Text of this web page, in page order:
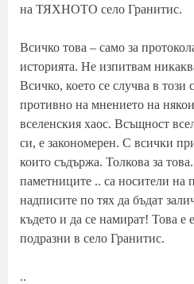
на ТЯХНОТО село Гранитис.
Всичко това – само за
историята. Не изпитвам
Всичко, което се случва в този
противно на мнението на
вселенския хаос. Всъщност
си, е закономерен. С всички
които съдържа. Толкова за
паметниците .. са носители на
надписите по тях да бъдат
където и да се намират! Това е
подразни в село Гранитис.
..